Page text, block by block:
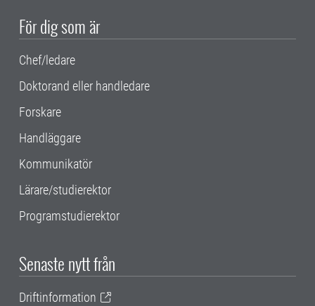
För dig som är
Chef/ledare
Doktorand eller handledare
Forskare
Handläggare
Kommunikatör
Lärare/studierektor
Programstudierektor
Senaste nytt från
Driftinformation